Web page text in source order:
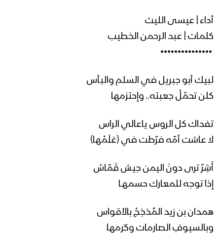
زامل نهاية العاصفة | عيسى الليث – 1441هـ
زامل رُبى جيزان | عيسى الليث – 1441هـ
زامل أبطال القطيف | عيسى الليث –
1441هـ
زامل صعدة العز – عيسى الليث
زامل مبادرة الرئيس المشاط | عيسى الليث
أداء | عيسى الليث
كلمات | عبد الرحمن الخطيب
‏ •••••••••••••••
لبيك أبو جبريل في السلم والبأس
كلن تحمّلْ جعبته.. وإحتزمها
تفداك كل الروس ياعالي الراس
لا عاشت أمّه فرّطت في (عَلَمْها)
أَشِرّ ترى دونَ اليمن جيش قَمّاسْ
إذا توجه للمعارك حسمهـا
همدان بن زيد المُدَجَجْ بالأقواس
وبالسيوفِ الصارمات وكَرمها